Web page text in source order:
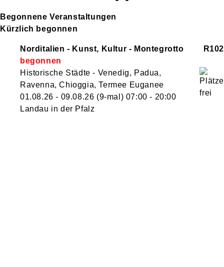
Begonnene Veranstaltungen
Kürzlich begonnen
Norditalien - Kunst, Kultur - Montegrotto R102
Historische Städte - Venedig, Padua,
Ravenna, Chioggia, Termee Euganee
01.08.26 - 09.08.26 (9-mal) 07:00 - 20:00
Landau in der Pfalz